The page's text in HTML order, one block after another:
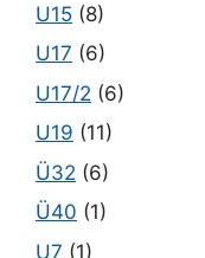
U15 (8)
U17 (6)
U17/2 (6)
U19 (11)
Ü32 (6)
Ü40 (1)
U7 (1)